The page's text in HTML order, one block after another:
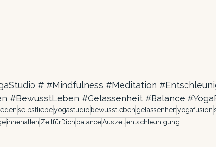
# #Mindfulness #Meditation
#BewusstLeben #Gelassenheit #Balance
selbstliebeyogastudio bewusstleben gelassenheityogafusion
innehalten ZeitfürDich balanceAuszeitentschleunigung